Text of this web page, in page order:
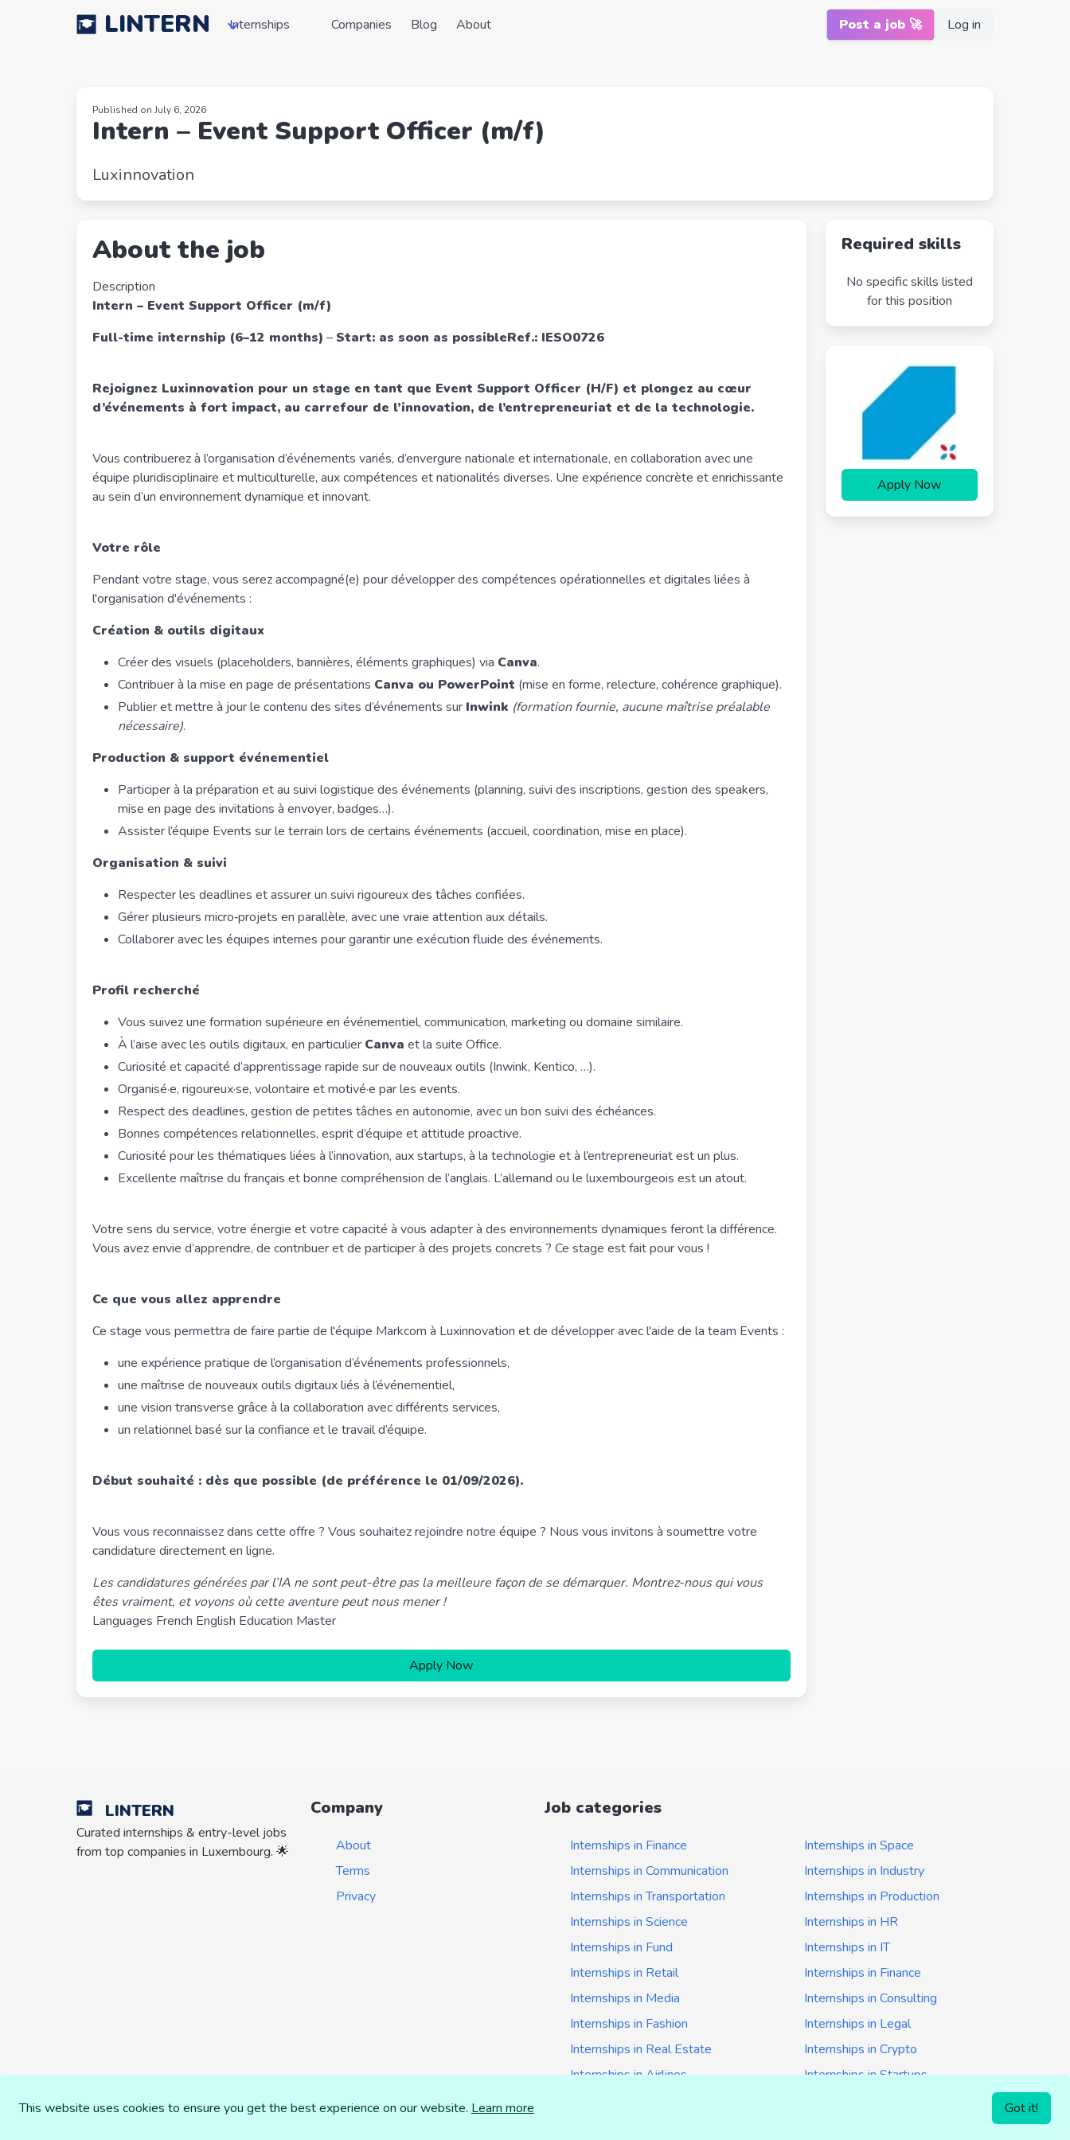
LINTERN Internships Companies Blog About Post a job 🚀 Log in
Published on July 6, 2026
Intern – Event Support Officer (m/f)
Luxinnovation
About the job
Description
Intern – Event Support Officer (m/f)
Full-time internship (6–12 months) –Start: as soon as possibleRef.: IESO0726
Rejoignez Luxinnovation pour un stage en tant que Event Support Officer (H/F) et plongez au cœur
d’événements à fort impact, au carrefour de l’innovation, de l’entrepreneuriat et de la technologie.
Vous contribuerez à l’organisation d’événements variés, d’envergure nationale et internationale, en collaboration avec une
équipe pluridisciplinaire et multiculturelle, aux compétences et nationalités diverses. Une expérience concrète et enrichissante
au sein d’un environnement dynamique et innovant.
Votre rôle
Pendant votre stage, vous serez accompagné(e) pour développer des compétences opérationnelles et digitales liées à
l'organisation d'événements :
Création & outils digitaux
Créer des visuels (placeholders, bannières, éléments graphiques) via Canva.
Contribuer à la mise en page de présentations Canva ou PowerPoint (mise en forme, relecture, cohérence graphique).
Publier et mettre à jour le contenu des sites d’événements sur Inwink (formation fournie, aucune maîtrise préalable
nécessaire).
Production & support événementiel
Participer à la préparation et au suivi logistique des événements (planning, suivi des inscriptions, gestion des speakers,
mise en page des invitations à envoyer, badges…).
Assister l’équipe Events sur le terrain lors de certains événements (accueil, coordination, mise en place).
Organisation & suivi
Respecter les deadlines et assurer un suivi rigoureux des tâches confiées.
Gérer plusieurs micro‑projets en parallèle, avec une vraie attention aux détails.
Collaborer avec les équipes internes pour garantir une exécution fluide des événements.
Profil recherché
Vous suivez une formation supérieure en événementiel, communication, marketing ou domaine similaire.
À l’aise avec les outils digitaux, en particulier Canva et la suite Office.
Curiosité et capacité d’apprentissage rapide sur de nouveaux outils (Inwink, Kentico, …).
Organisé·e, rigoureux·se, volontaire et motivé·e par les events.
Respect des deadlines, gestion de petites tâches en autonomie, avec un bon suivi des échéances.
Bonnes compétences relationnelles, esprit d’équipe et attitude proactive.
Curiosité pour les thématiques liées à l’innovation, aux startups, à la technologie et à l’entrepreneuriat est un plus.
Excellente maîtrise du français et bonne compréhension de l’anglais. L’allemand ou le luxembourgeois est un atout.
Votre sens du service, votre énergie et votre capacité à vous adapter à des environnements dynamiques feront la différence.
Vous avez envie d’apprendre, de contribuer et de participer à des projets concrets ? Ce stage est fait pour vous !
Ce que vous allez apprendre
Ce stage vous permettra de faire partie de l'équipe Markcom à Luxinnovation et de développer avec l'aide de la team Events :
une expérience pratique de l’organisation d’événements professionnels,
une maîtrise de nouveaux outils digitaux liés à l’événementiel,
une vision transverse grâce à la collaboration avec différents services,
un relationnel basé sur la confiance et le travail d’équipe.
Début souhaité : dès que possible (de préférence le 01/09/2026).
Vous vous reconnaissez dans cette offre ? Vous souhaitez rejoindre notre équipe ? Nous vous invitons à soumettre votre
candidature directement en ligne.
Les candidatures générées par l’IA ne sont peut-être pas la meilleure façon de se démarquer. Montrez-nous qui vous
êtes vraiment, et voyons où cette aventure peut nous mener !
Languages French English Education Master
Apply Now
Required skills
No specific skills listed
for this position
Apply Now
LINTERN
Curated internships & entry-level jobs
from top companies in Luxembourg. 🌟
Company
About
Terms
Privacy
Job categories
Internships in Finance
Internships in Communication
Internships in Transportation
Internships in Science
Internships in Fund
Internships in Retail
Internships in Media
Internships in Fashion
Internships in Real Estate
Internships in Airlines
Internships in Space
Internships in Industry
Internships in Production
Internships in HR
Internships in IT
Internships in Finance
Internships in Consulting
Internships in Legal
Internships in Crypto
Internships in Startups
This website uses cookies to ensure you get the best experience on our website. Learn more Got it!